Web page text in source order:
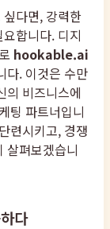
다면, 강력한
합니다. 디지
hookable.ai
다. 이것은 수만
의 비즈니스에
팅 파트너입니
련시키고, 경쟁
살펴보겠습니
다